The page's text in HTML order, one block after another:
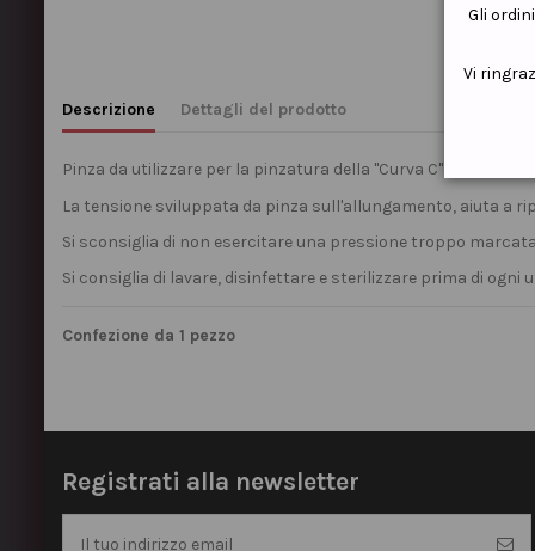
Descrizione Dettagli del prodotto
Pinza da utilizzare per la pinzatura della "Curva C" sia del gel
La tensione sviluppata da pinza sull'allungamento, aiuta a
Si sconsiglia di non esercitare una pressione troppo
Si consiglia di lavare, disinfettare e sterilizzare prima di ogni
Confezione da 1 pezzo
Registrati alla newsletter
Gli
Vi